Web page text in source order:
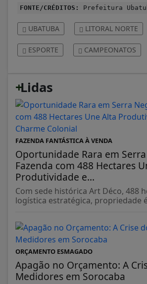
FONTE/CRÉDITOS: Prefeitura
UBATUBA LITORAL NORTE
ESPORTE CAMPEONATOS
+
Lidas
FAZENDA FANTÁSTICA À VENDA
Oportunidade Rara em
Fazenda com 488 Hectares
Produtividade e...
Com sede histórica Art Déco, 488
logística estratégica, propriedade
ORÇAMENTO ESMAGADO
Apagão no Orçamento: A
Medidores em Sorocaba